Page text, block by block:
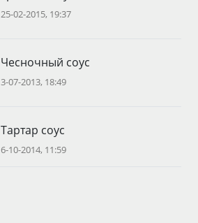
25-02-2015, 19:37
Чесночный соус
3-07-2013, 18:49
Тартар соус
6-10-2014, 11:59